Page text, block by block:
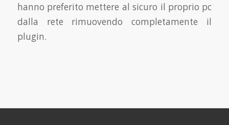
hanno preferito mettere al sicuro il proprio pc
dalla rete rimuovendo completamente il
plugin.